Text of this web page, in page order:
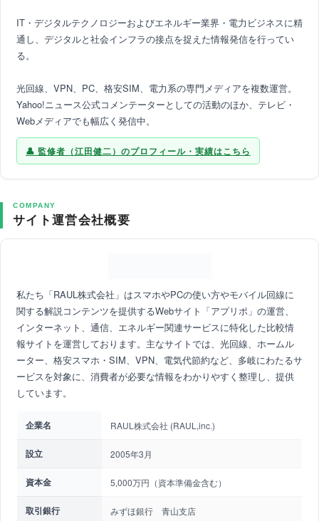
IT・デジタルテクノロジーおよびエネルギー業界・電力ビジネスに精
通し、デジタルと社会インフラの接点を捉えた情報発信を行ってい
る。
光回線、VPN、PC、格安SIM、電力系の専門メディアを複数運営。
Yahoo!ニュース公式コメンテーターとしての活動のほか、テレビ・
Webメディアでも幅広く発信中。
監修者（江田健二）のプロフィール・実績はこちら
COMPANY
サイト運営会社概要
私たち「RAUL株式会社」はスマホやPCの使い方やモバイル回線に
関する解説コンテンツを提供するWebサイト「アプリポ」の運営、
インターネット、通信、エネルギー関連サービスに特化した比較情
報サイトを運営しております。主なサイトでは、光回線、ホームル
ーター、格安スマホ・SIM、VPN、電気代節約など、多岐にわたるサ
ービスを対象に、消費者が必要な情報をわかりやすく整理し、提供
しています。
企業名 RAUL株式会社 (RAUL,inc.)
設立 2005年3月
資本金 5,000万円（資本準備金含む）
取引銀行 みずほ銀行 青山支店